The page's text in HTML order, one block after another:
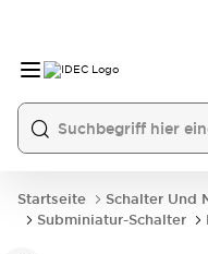
Startseite Schalter Und
Subminiatur-Schalter